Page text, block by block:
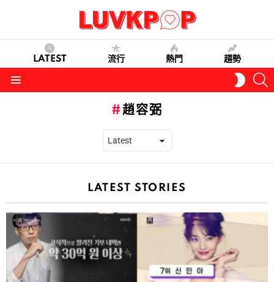
LATEST 流行 熱門 趨勢
SKIN
趙容弼
LATEST STORIES